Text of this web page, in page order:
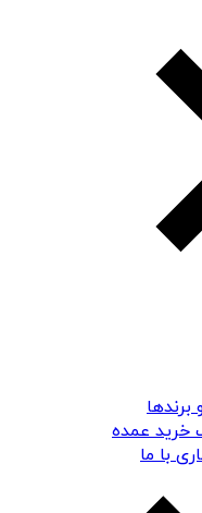
خرید عمده
با ما